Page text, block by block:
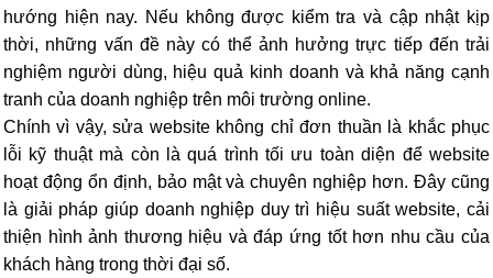
hướng hiện nay. Nếu không được kiểm tra và cập nhật kịp
thời, những vấn đề này có thể ảnh hưởng trực tiếp đến trải
nghiệm người dùng, hiệu quả kinh doanh và khả năng cạnh
tranh của doanh nghiệp trên môi trường online.
Chính vì vậy, sửa website không chỉ đơn thuần là khắc phục
lỗi kỹ thuật mà còn là quá trình tối ưu toàn diện để website
hoạt động ổn định, bảo mật và chuyên nghiệp hơn. Đây cũng
là giải pháp giúp doanh nghiệp duy trì hiệu suất website, cải
thiện hình ảnh thương hiệu và đáp ứng tốt hơn nhu cầu của
khách hàng trong thời đại số.